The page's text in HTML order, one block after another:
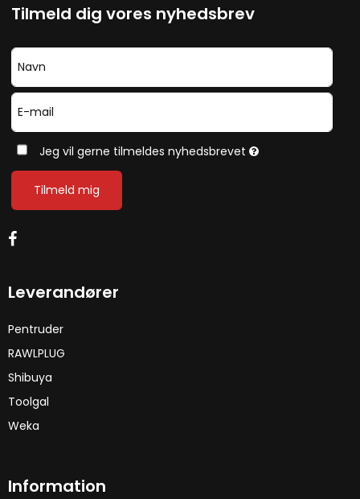
Tilmeld dig vores nyhedsbrev
Jeg vil gerne tilmeldes nyhedsbrevet
Tilmeld mig
Leverandører
Pentruder
RAWLPLUG
Shibuya
Toolgal
Weka
Information